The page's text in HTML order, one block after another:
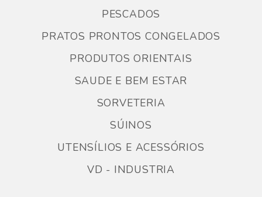
PESCADOS
PRATOS PRONTOS CONGELADOS
PRODUTOS ORIENTAIS
SAUDE E BEM ESTAR
SORVETERIA
SÚINOS
UTENSÍLIOS E ACESSÓRIOS
VD - INDUSTRIA